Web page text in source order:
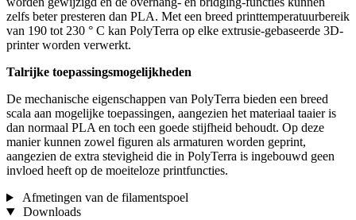
zelfs beter presteren dan PLA. Met een breed printtemperatuurbereik
van 190 tot 230 ° C kan PolyTerra op elke extrusie-gebaseerde 3D-
printer worden verwerkt.
Talrijke toepassingsmogelijkheden
De mechanische eigenschappen van PolyTerra bieden een breed
scala aan mogelijke toepassingen, aangezien het materiaal taaier is
dan normaal PLA en toch een goede stijfheid behoudt. Op deze
manier kunnen zowel figuren als armaturen worden geprint,
aangezien de extra stevigheid die in PolyTerra is ingebouwd geen
invloed heeft op de moeiteloze printfuncties.
Afmetingen van de filamentspoel
Downloads